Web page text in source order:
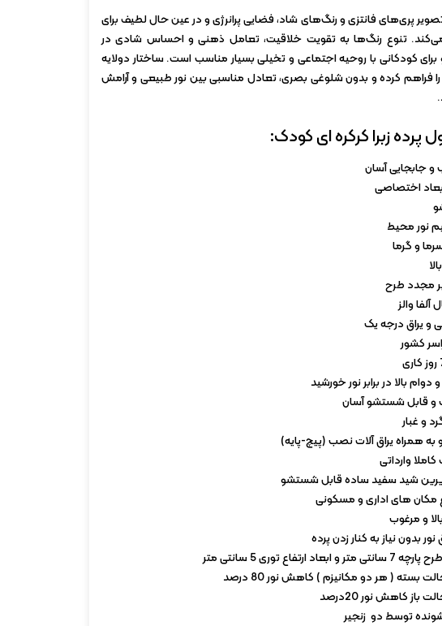
تصویر پری‌های فانتزی و رنگ‌های شاد، فضایی پرانرژی و در عین حال لطیف برای
تنوع رنگ‌ها به تقویت خلاقیت، تعامل ذهنی و احساس شادی در
کودکانی با روحیه اجتماعی و تخیلی بسیار مناسب است. ساختار دو‌لایه
را فراهم کرده و بدون شلوغی بصری، تعادل مناسبی بین نور طبیعی و آرامش
زبرا کرکره ای کودک:
جابجایی آسان
اختصاصی
نور محیط
و گرما
مجدد طرح
و یراق درجه یک
کشور
و قابل شستشو آسان
و غبار
همراه یراق آلات نصب (پیچ-پایه)
کاملا وارداتی
شید سفید ساده قابل شستشو
مکان های اداری و مسکونی
و مرغوب
بدون نیاز به کنار زدن پرده
ارتفاع توری 5 سانتی متر
بسته ( هر دو مکانیزم ) کاهش نور 80 درصد
باز کاهش نور 20درصد
شونده توسط دو زنجیر